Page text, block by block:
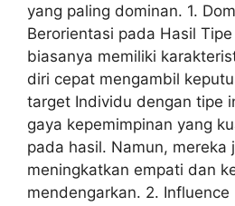
yang paling dominan. 1.
Berorientasi pada Hasil
biasanya memiliki
diri cepat mengambil
target Individu dengan tipe
gaya kepemimpinan yang
pada hasil. Namun, mereka
meningkatkan empati dan
mendengarkan. 2. Influence